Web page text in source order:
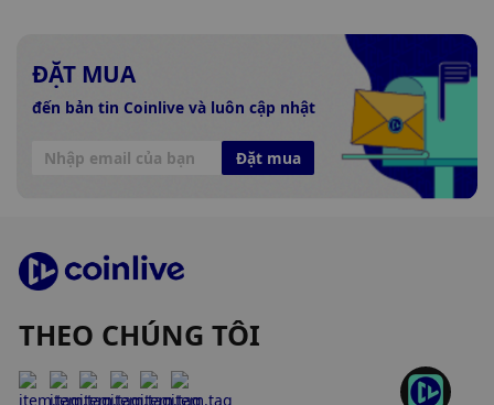
ĐẶT MUA
đến bản tin Coinlive và luôn cập nhật
Đặt mua
THEO CHÚNG TÔI